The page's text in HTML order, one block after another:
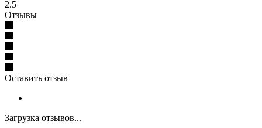
2.5
Отзывы
Оставить отзыв
Загрузка отзывов...